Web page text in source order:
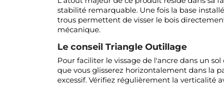
stabilité remarquable. Une fois la base
trous permettent de visser le bois
mécanique.
Le conseil Triangle Outillage
Pour faciliter le vissage de l'ancre dans un
que vous glisserez horizontalement dans la
excessif. Vérifiez régulièrement la verticalité